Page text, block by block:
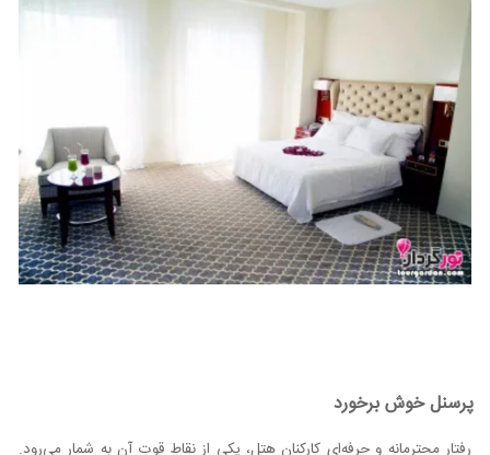
پرسنل خوش برخورد
رفتار محترمانه و حرفه‌ای کارکنان هتل، یکی از نقاط قوت آن به شمار می‌رود.